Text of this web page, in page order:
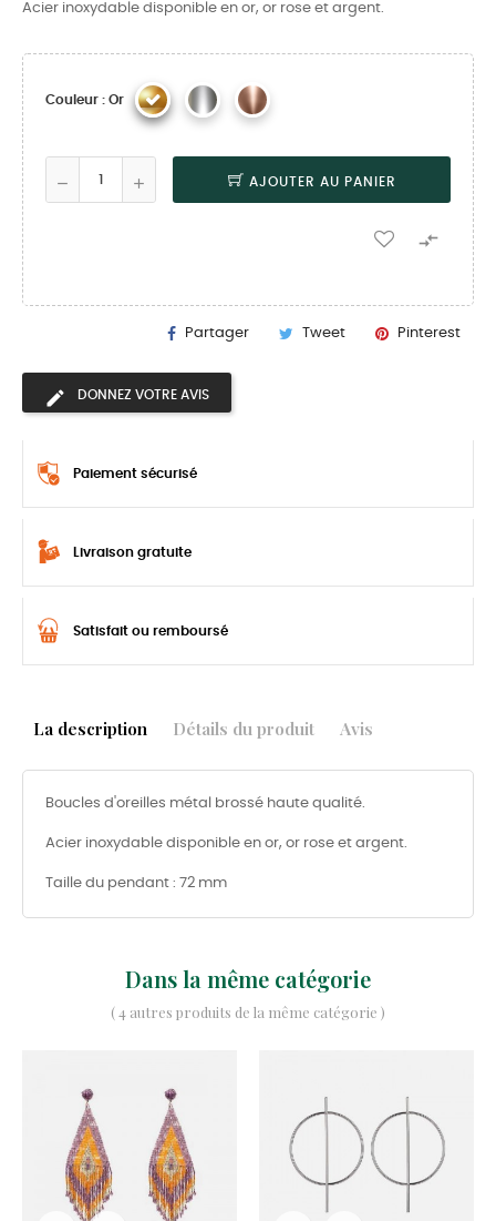
Acier inoxydable disponible en or, or rose et argent.
Couleur : Or
AJOUTER AU PANIER

Partager Tweet Pinterest
DONNEZ VOTRE AVIS
Paiement sécurisé
Livraison gratuite
Satisfait ou remboursé
La description Détails du produit Avis
Boucles d'oreilles métal brossé haute qualité.
Acier inoxydable disponible en or, or rose et argent.
Taille du pendant : 72 mm
Dans la même catégorie
( 4 autres produits de la même catégorie )